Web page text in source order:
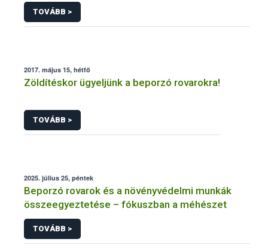
TOVÁBB >
2017. május 15, hétfő
Zöldítéskor ügyeljünk a beporzó rovarokra!
TOVÁBB >
2025. július 25, péntek
Beporzó rovarok és a növényvédelmi munkák
összeegyeztetése – fókuszban a méhészet
TOVÁBB >